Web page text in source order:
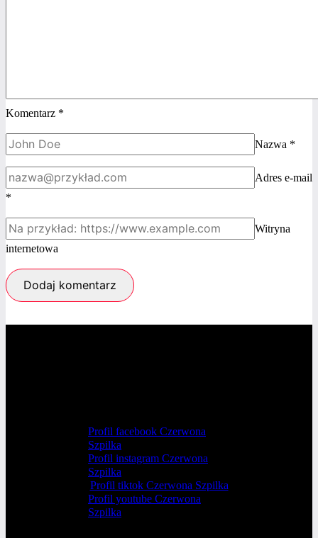
Komentarz *
Nazwa *
Adres e-mail
*
Witryna
internetowa
Profil facebook Czerwona
Szpilka
Profil instagram Czerwona
Szpilka
Profil tiktok Czerwona Szpilka
Profil youtube Czerwona
Szpilka